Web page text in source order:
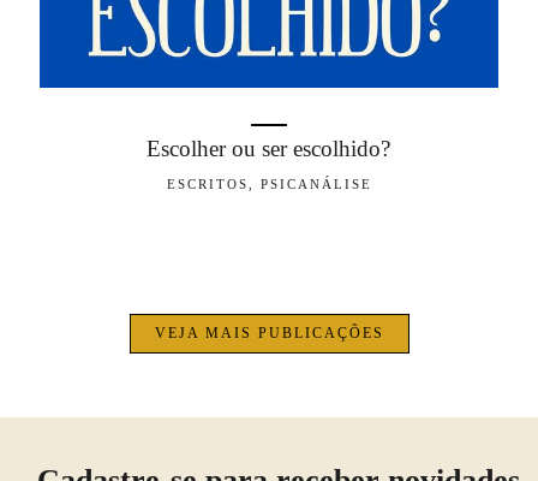
Escolher ou ser escolhido?
ESCRITOS, PSICANÁLISE
VEJA MAIS PUBLICAÇÕES